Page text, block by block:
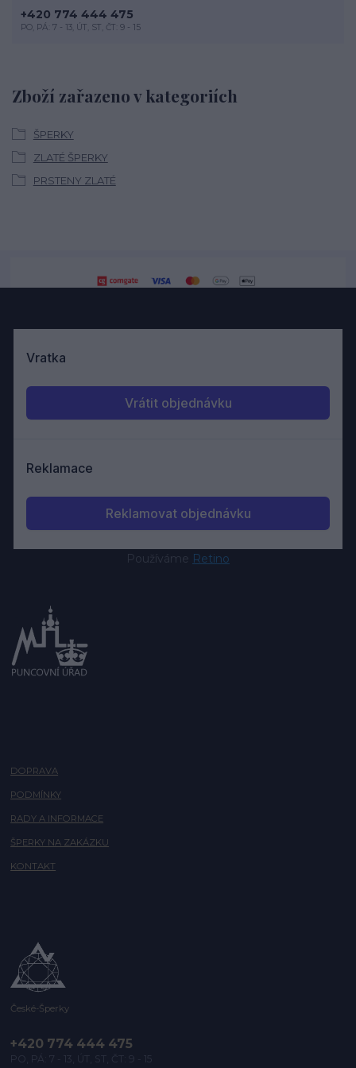
Zboží zařazeno v kategoriích
ŠPERKY
ZLATÉ ŠPERKY
PRSTENY ZLATÉ
+420 774 444 475
PO, PÁ: 7 - 13, ÚT, ST, ČT: 9 - 15
Používáme Retino
DOPRAVA
PODMÍNKY
RADY A INFORMACE
ŠPERKY NA ZAKÁZKU
KONTAKT
České-Šperky
+420 774 444 475
PO, PÁ: 7 - 13, ÚT, ST, ČT: 9 - 15